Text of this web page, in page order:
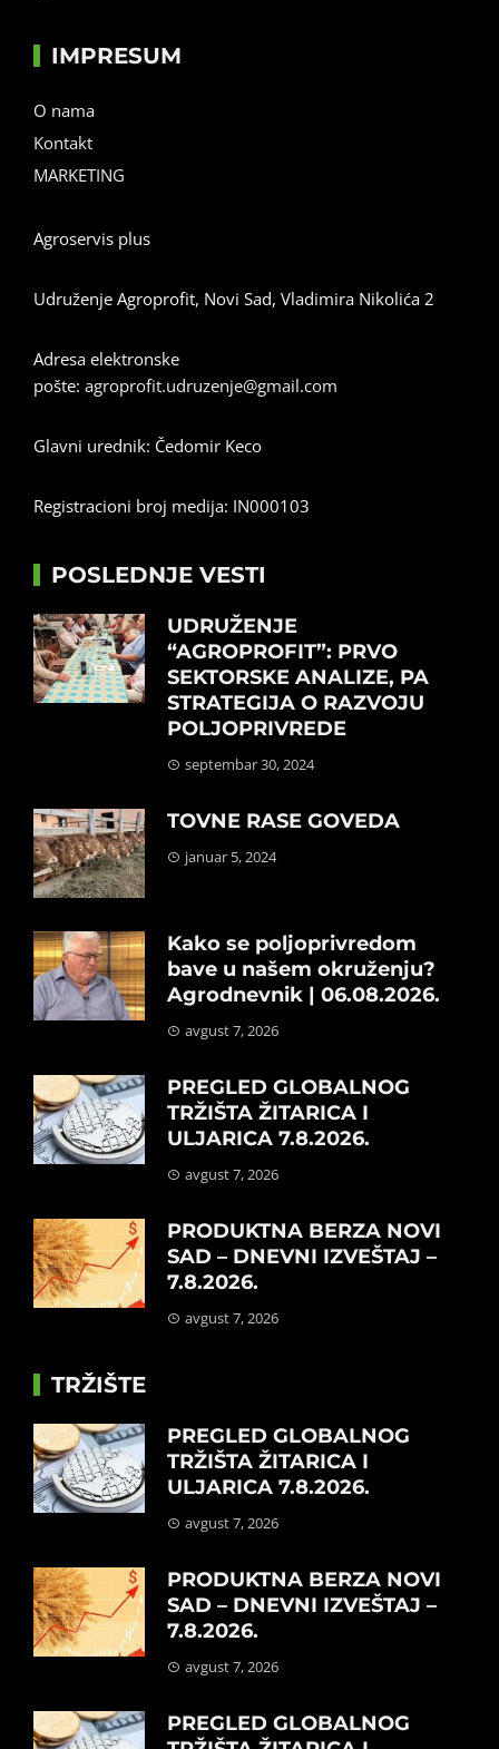
IMPRESUM
O nama
Kontakt
MARKETING
Agroservis plus
Udruženje Agroprofit, Novi Sad, Vladimira Nikolića 2
Adresa elektronske
pošte: agroprofit.udruzenje@gmail.com
Glavni urednik: Čedomir Keco
Registracioni broj medija: IN000103
POSLEDNJE VESTI
UDRUŽENJE
“AGROPROFIT”: PRVO
SEKTORSKE ANALIZE, PA
STRATEGIJA O RAZVOJU
POLJOPRIVREDE
septembar 30, 2024
TOVNE RASE GOVEDA
januar 5, 2024
Kako se poljoprivredom
bave u našem okruženju?
Agrodnevnik | 06.08.2026.
avgust 7, 2026
PREGLED GLOBALNOG
TRŽIŠTA ŽITARICA I
ULJARICA 7.8.2026.
avgust 7, 2026
PRODUKTNA BERZA NOVI
SAD – DNEVNI IZVEŠTAJ –
7.8.2026.
avgust 7, 2026
TRŽIŠTE
PREGLED GLOBALNOG
TRŽIŠTA ŽITARICA I
ULJARICA 7.8.2026.
avgust 7, 2026
PRODUKTNA BERZA NOVI
SAD – DNEVNI IZVEŠTAJ –
7.8.2026.
avgust 7, 2026
PREGLED GLOBALNOG